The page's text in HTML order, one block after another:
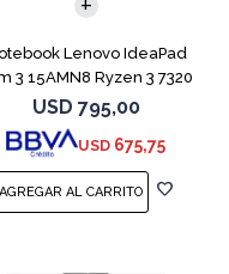
Lenovo IdeaPad
3 15AMN8 Ryzen 3 7320
512GB 8GB
USD 795,00
USD 675,75